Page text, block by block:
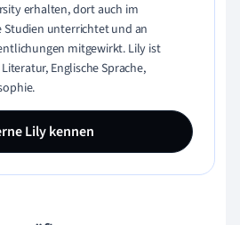
erhalten, dort auch im
Studien unterrichtet und an
mitgewirkt. Lily ist
Englische Sprache,
Lily kennen